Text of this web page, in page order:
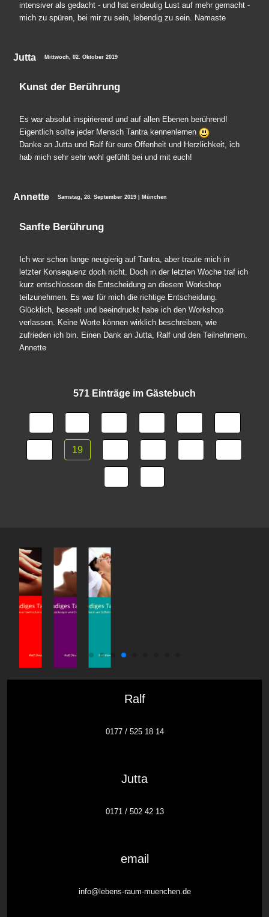
intensiver als gedacht - und hat eindeutig Lust auf mehr gemacht -
mich zu spüren, bei mir zu sein, lebendig zu sein. Namaste
Jutta Mittwoch, 02. Oktober 2019
Kunst der Berührung
Es war absolut inspirierend und auf allen Ebenen berührend!
Eigentlich sollte jeder Mensch Tantra kennenlernen
Danke an Jutta und Ralf für eure Offenheit und Herzlichkeit, ich
hab mich sehr sehr wohl gefühlt bei und mit euch!
Annette Samstag, 28. September 2019 | München
Sanfte Berührung
Ich war schon lange neugierig auf Tantra, aber traute mich in
letzter Konsequenz doch nicht. Doch in der letzten Woche traf ich
kurz entschlossen die Entscheidung an diesem Workshop
teilzunehmen. Es war für mich die richtige Entscheidung.
Glücklich, beseelt und beeindruckt habe ich den Workshop
verlassen. Keine Worte können wirklich beschreiben, wie
zufrieden ich bin. Einen Dank an Jutta, Ralf und den Teilnehmern.
Annette
571 Einträge im Gästebuch
19
Ralf
0177 / 525 18 14
Jutta
0171 / 502 42 13
email
info@lebens-raum-muenchen.de